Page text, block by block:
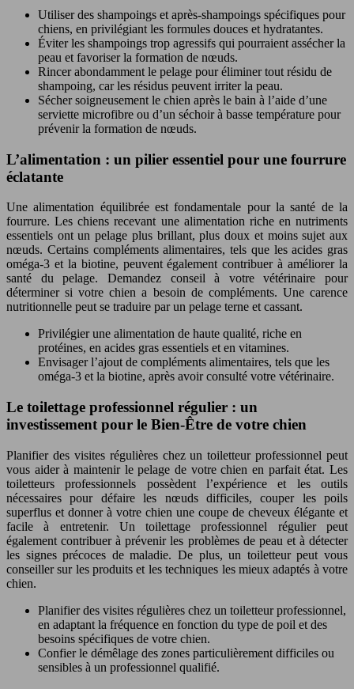
Utiliser des shampoings et après-shampoings spécifiques pour
chiens, en privilégiant les formules douces et hydratantes.
Éviter les shampoings trop agressifs qui pourraient assécher la
peau et favoriser la formation de nœuds.
Rincer abondamment le pelage pour éliminer tout résidu de
shampoing, car les résidus peuvent irriter la peau.
Sécher soigneusement le chien après le bain à l’aide d’une
serviette microfibre ou d’un séchoir à basse température pour
prévenir la formation de nœuds.
L’alimentation : un pilier essentiel pour une fourrure
éclatante
Une alimentation équilibrée est fondamentale pour la santé de la
fourrure. Les chiens recevant une alimentation riche en nutriments
essentiels ont un pelage plus brillant, plus doux et moins sujet aux
nœuds. Certains compléments alimentaires, tels que les acides gras
oméga-3 et la biotine, peuvent également contribuer à améliorer la
santé du pelage. Demandez conseil à votre vétérinaire pour
déterminer si votre chien a besoin de compléments. Une carence
nutritionnelle peut se traduire par un pelage terne et cassant.
Privilégier une alimentation de haute qualité, riche en
protéines, en acides gras essentiels et en vitamines.
Envisager l’ajout de compléments alimentaires, tels que les
oméga-3 et la biotine, après avoir consulté votre vétérinaire.
Le toilettage professionnel régulier : un
investissement pour le Bien-Être de votre chien
Planifier des visites régulières chez un toiletteur professionnel peut
vous aider à maintenir le pelage de votre chien en parfait état. Les
toiletteurs professionnels possèdent l’expérience et les outils
nécessaires pour défaire les nœuds difficiles, couper les poils
superflus et donner à votre chien une coupe de cheveux élégante et
facile à entretenir. Un toilettage professionnel régulier peut
également contribuer à prévenir les problèmes de peau et à détecter
les signes précoces de maladie. De plus, un toiletteur peut vous
conseiller sur les produits et les techniques les mieux adaptés à votre
chien.
Planifier des visites régulières chez un toiletteur professionnel,
en adaptant la fréquence en fonction du type de poil et des
besoins spécifiques de votre chien.
Confier le démêlage des zones particulièrement difficiles ou
sensibles à un professionnel qualifié.